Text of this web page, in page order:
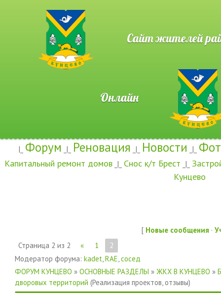
Сайт жителей
Онлайн
|_ Форум _|_ Реновация _|_ Новости _|_
Капитальный ремонт домов _|_ Снос к/т Брест _|_
Кунцево
[ Новые сообщения ·
Страница 2 из 2 « 1
2
Модератор форума: kadet,RAE,сосед
ФОРУМ КУНЦЕВО » ОСНОВНЫЕ РАЗДЕЛЫ » ЖКХ В КУНЦЕВО »
дворовых территорий (Реализация проектов, отзывы)